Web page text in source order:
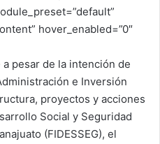
hover_enabled=”0″
pesar de la intención de
e Inversión
proyectos y acciones
Social y Seguridad
(FIDESSEG), el